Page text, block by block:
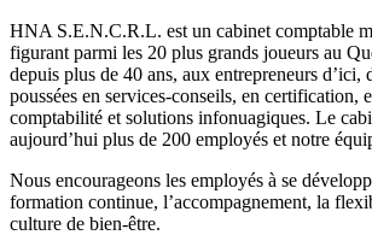
HNA S.E.N.C.R.L. est un cabinet comptable
figurant parmi les 20 plus grands joueurs au
depuis plus de 40 ans, aux entrepreneurs d’ici,
poussées en services-conseils, en certification,
comptabilité et solutions infonuagiques. Le
aujourd’hui plus de 200 employés et notre
Nous encourageons les employés à se
formation continue, l’accompagnement, la
culture de bien-être.